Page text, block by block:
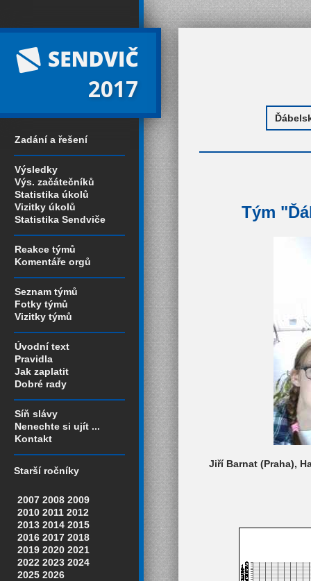
2017
Zadání a řešení
Výsledky
Výs. začátečníků
Statistika úkolů
Vizitky úkolů
Statistika Sendviče
Reakce týmů
Komentáře orgů
Seznam týmů
Fotky týmů
Vizitky týmů
Úvodní text
Pravidla
Jak zaplatit
Dobré rady
Síň slávy
Nenechte si ujít ...
Kontakt
Starší ročníky
2007 2008 2009
2010 2011 2012
2013 2014 2015
2016 2017 2018
2019 2020 2021
2022 2023 2024
2025 2026
Tým
Jiří Barnat (Praha),